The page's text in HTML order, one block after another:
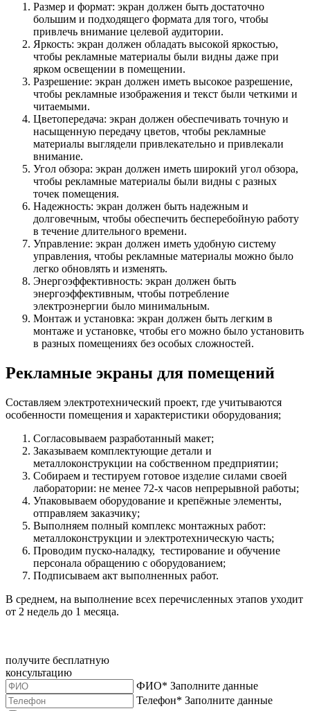
Размер и формат: экран должен быть достаточно
большим и подходящего формата для того, чтобы
привлечь внимание целевой аудитории.
Яркость: экран должен обладать высокой яркостью,
чтобы рекламные материалы были видны даже при
ярком освещении в помещении.
Разрешение: экран должен иметь высокое разрешение,
чтобы рекламные изображения и текст были четкими и
читаемыми.
Цветопередача: экран должен обеспечивать точную и
насыщенную передачу цветов, чтобы рекламные
материалы выглядели привлекательно и привлекали
внимание.
Угол обзора: экран должен иметь широкий угол обзора,
чтобы рекламные материалы были видны с разных
точек помещения.
Надежность: экран должен быть надежным и
долговечным, чтобы обеспечить бесперебойную работу
в течение длительного времени.
Управление: экран должен иметь удобную систему
управления, чтобы рекламные материалы можно было
легко обновлять и изменять.
Энергоэффективность: экран должен быть
энергоэффективным, чтобы потребление
электроэнергии было минимальным.
Монтаж и установка: экран должен быть легким в
монтаже и установке, чтобы его можно было установить
в разных помещениях без особых сложностей.
Рекламные экраны для помещений
Составляем электротехнический проект, где учитываются
особенности помещения и характеристики оборудования;
Согласовываем разработанный макет;
Заказываем комплектующие детали и
металлоконструкции на собственном предприятии;
Собираем и тестируем готовое изделие силами своей
лаборатории: не менее 72-х часов непрерывной работы;
Упаковываем оборудование и крепёжные элементы,
отправляем заказчику;
Выполняем полный комплекс монтажных работ:
металлоконструкции и электротехническую часть;
Проводим пуско-наладку, тестирование и обучение
персонала обращению с оборудованием;
Подписываем акт выполненных работ.
В среднем, на выполнение всех перечисленных этапов уходит
от 2 недель до 1 месяца.
получите бесплатную
консультацию
ФИО* Заполните данные
Телефон* Заполните данные